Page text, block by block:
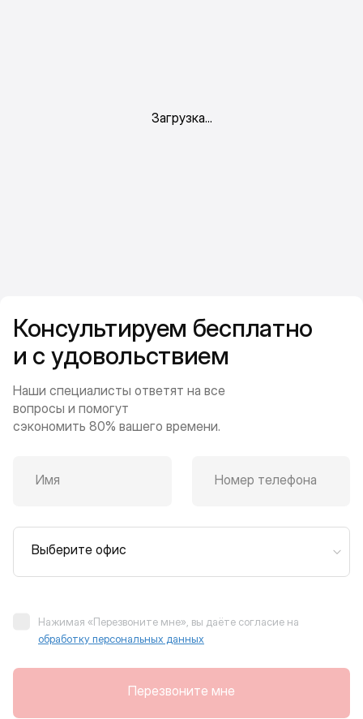
Консультируем бесплатно
и с удовольствием
Наши специалисты ответят на все
вопросы и помогут
сэкономить 80% вашего времени.
Имя Номер телефона
Выберите офис
Нажимая «Перезвоните мне», вы даёте согласие на
обработку персональных данных
Перезвоните мне